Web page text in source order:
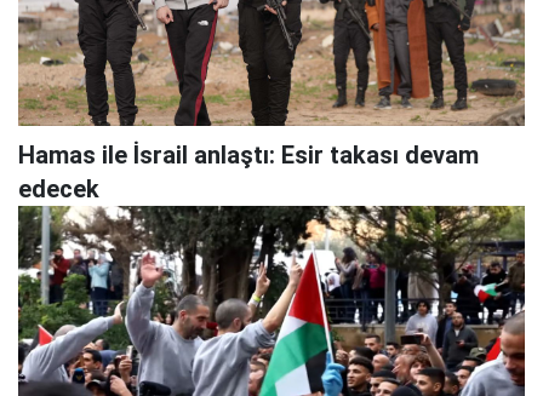
Hamas ile İsrail anlaştı: Esir takası devam
edecek